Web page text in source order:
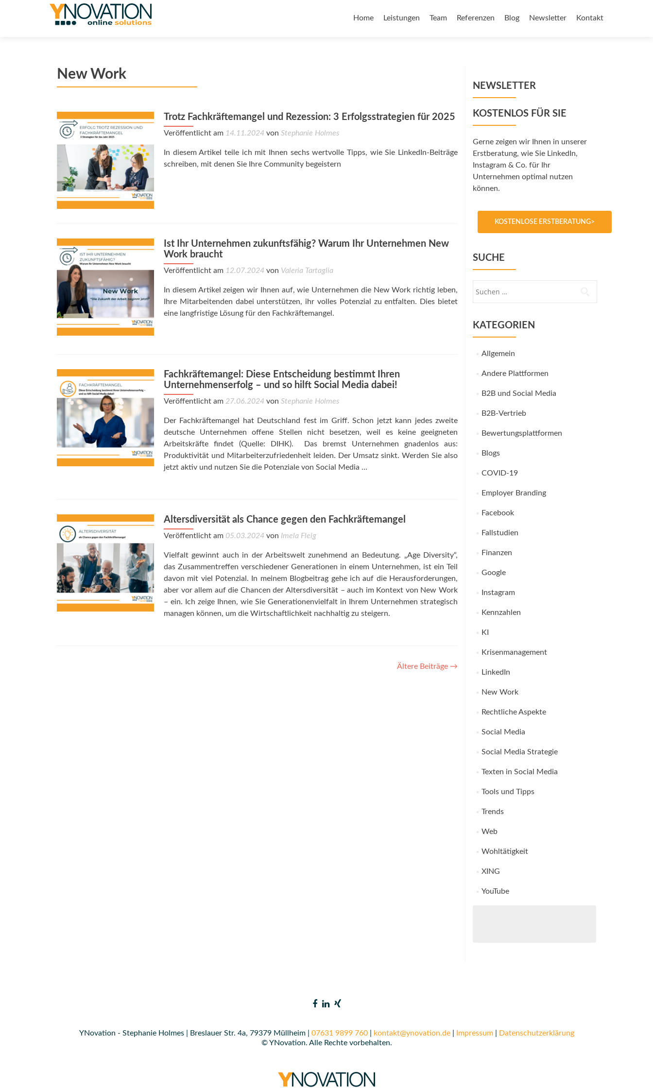
Home Leistungen Team Referenzen Blog Newsletter Kontakt
New Work
Trotz Fachkräftemangel und Rezession: 3 Erfolgsstrategien für 2025
Veröffentlicht am 14.11.2024 von Stephanie Holmes
In diesem Artikel teile ich mit Ihnen sechs wertvolle Tipps, wie Sie LinkedIn-Beiträge
schreiben, mit denen Sie Ihre Community begeistern
Ist Ihr Unternehmen zukunftsfähig? Warum Ihr Unternehmen New
Work braucht
Veröffentlicht am 12.07.2024 von Valeria Tartaglia
In diesem Artikel zeigen wir Ihnen auf, wie Unternehmen die New Work richtig leben,
Ihre Mitarbeitenden dabei unterstützen, ihr volles Potenzial zu entfalten. Dies bietet
eine langfristige Lösung für den Fachkräftemangel.
Fachkräftemangel: Diese Entscheidung bestimmt Ihren
Unternehmenserfolg – und so hilft Social Media dabei!
Veröffentlicht am 27.06.2024 von Stephanie Holmes
Der Fachkräftemangel hat Deutschland fest im Griff. Schon jetzt kann jedes zweite
deutsche Unternehmen offene Stellen nicht besetzen, weil es keine geeigneten
Arbeitskräfte findet (Quelle: DIHK). Das bremst Unternehmen gnadenlos aus:
Produktivität und Mitarbeiterzufriedenheit leiden. Der Umsatz sinkt. Werden Sie also
jetzt aktiv und nutzen Sie die Potenziale von Social Media …
Altersdiversität als Chance gegen den Fachkräftemangel
Veröffentlicht am 05.03.2024 von Imela Fleig
Vielfalt gewinnt auch in der Arbeitswelt zunehmend an Bedeutung. „Age Diversity“,
das Zusammentreffen verschiedener Generationen in einem Unternehmen, ist ein Teil
davon mit viel Potenzial. In meinem Blogbeitrag gehe ich auf die Herausforderungen,
aber vor allem auf die Chancen der Altersdiversität – auch im Kontext von New Work
– ein. Ich zeige Ihnen, wie Sie Generationenvielfalt in Ihrem Unternehmen strategisch
managen können, um die Wirtschaftlichkeit nachhaltig zu steigern.
Ältere Beiträge →
NEWSLETTER
KOSTENLOS FÜR SIE
Gerne zeigen wir Ihnen in unserer
Erstberatung, wie Sie LinkedIn,
Instagram & Co. für Ihr
Unternehmen optimal nutzen
können.
KOSTENLOSE ERSTBERATUNG>
SUCHE
KATEGORIEN
Allgemein
Andere Plattformen
B2B und Social Media
B2B-Vertrieb
Bewertungsplattformen
Blogs
COVID-19
Employer Branding
Facebook
Fallstudien
Finanzen
Google
Instagram
Kennzahlen
KI
Krisenmanagement
LinkedIn
New Work
Rechtliche Aspekte
Social Media
Social Media Strategie
Texten in Social Media
Tools und Tipps
Trends
Web
Wohltätigkeit
XING
YouTube
YNovation - Stephanie Holmes | Breslauer Str. 4a, 79379 Müllheim | 07631 9899 760| kontakt@ynovation.de| Impressum|
Datenschutzerklärung
© YNovation. Alle Rechte vorbehalten.